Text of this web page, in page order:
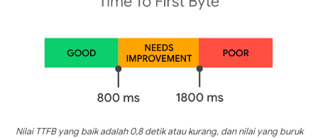
Nilai TTFB yang baik adalah 0,8 detik atau kurang, dan nilai yang buruk